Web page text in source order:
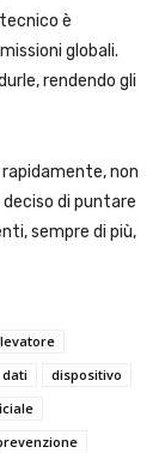
è
globali.
rendendo gli
non
di puntare
sempre di più,
dati
dispositivo